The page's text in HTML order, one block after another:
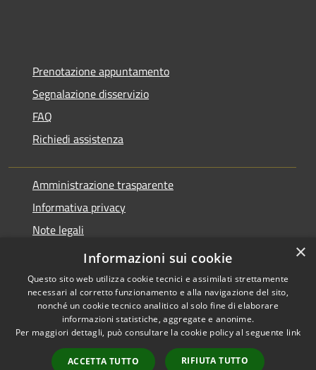
Prenotazione appuntamento
Segnalazione disservizio
FAQ
Richiedi assistenza
Amministrazione trasparente
Informativa privacy
Note legali
Dichiarazione di accessibilità
Accessibilità
Copyright © 2026 • Comune di
Pontirolo Nuovo • Powered by
Municipium•
Accesso
×
Informazioni sui cookie
Questo sito web utilizza cookie tecnici e assimilati strettamente
necessari al corretto funzionamento e alla navigazione del sito,
nonché un cookie tecnico analitico al solo fine di elaborare
informazioni statistiche, aggregate e anonime.
Per maggiori dettagli, può consultare la cookie policy al seguente link
ACCETTA TUTTO RIFIUTA TUTTO